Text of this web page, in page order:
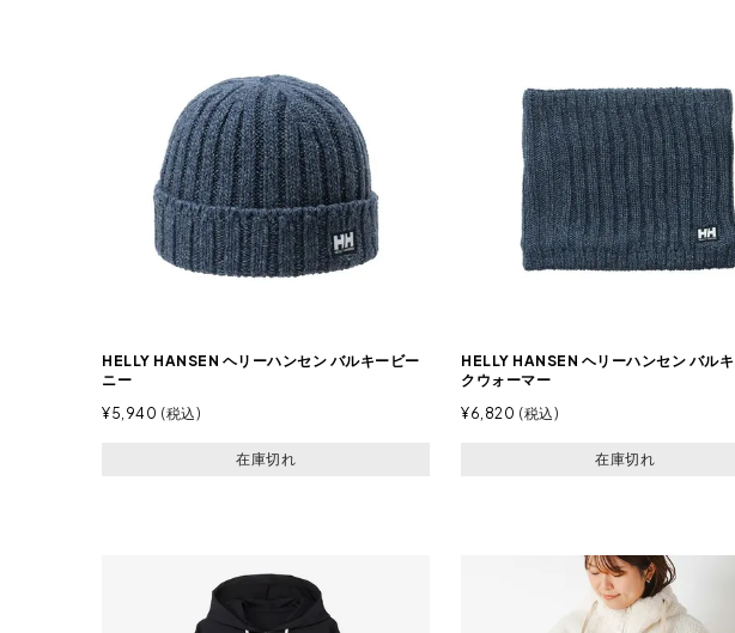
HELLY HANSEN ヘリーハンセン バルキービー
ニー
¥5,940 税込
在庫切れ
HELLY HANSEN ヘリーハンセン バル
クウォーマー
¥6,820 税込
在庫切れ